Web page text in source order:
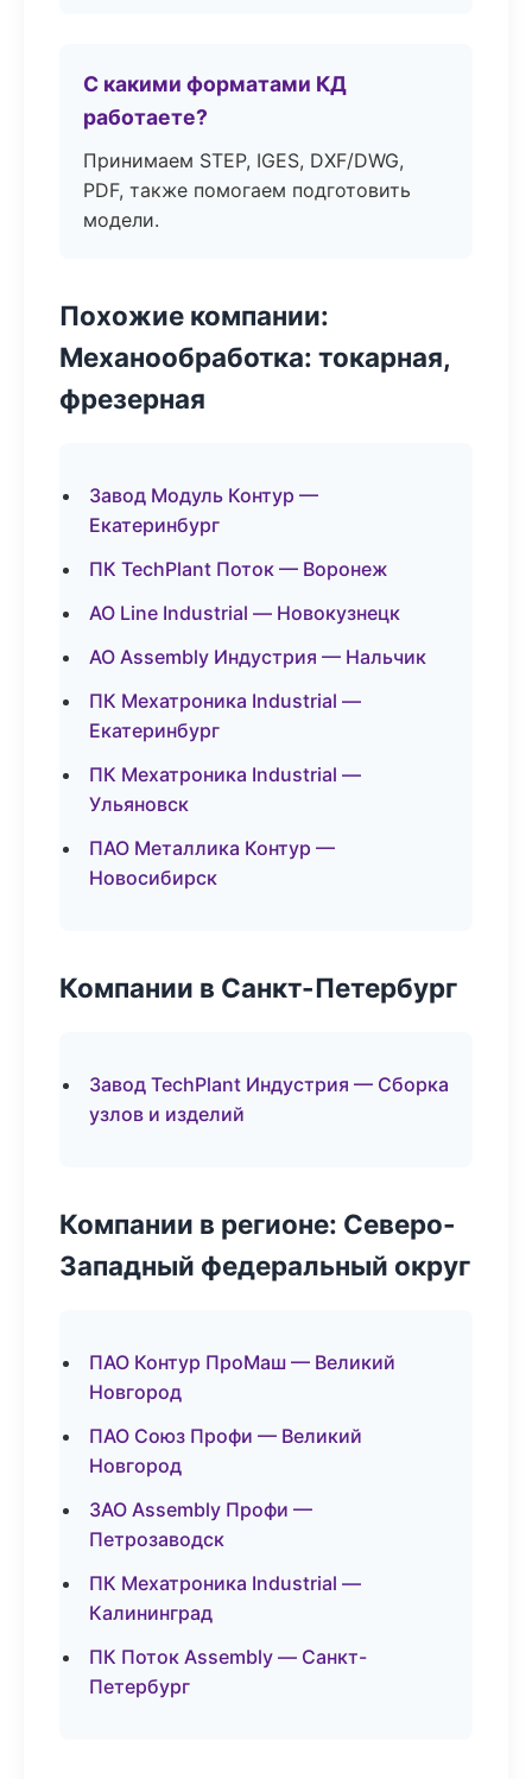
С какими форматами КД
работаете?
Принимаем STEP, IGES, DXF/DWG,
PDF, также помогаем подготовить
модели.
Похожие компании:
Механообработка: токарная,
фрезерная
Завод Модуль Контур —
Екатеринбург
ПК TechPlant Поток — Воронеж
АО Line Industrial — Новокузнецк
АО Assembly Индустрия — Нальчик
ПК Мехатроника Industrial —
Екатеринбург
ПК Мехатроника Industrial —
Ульяновск
ПАО Металлика Контур —
Новосибирск
Компании в Санкт-Петербург
Завод TechPlant Индустрия — Сборка
узлов и изделий
Компании в регионе: Северо-
Западный федеральный округ
ПАО Контур ПроМаш — Великий
Новгород
ПАО Союз Профи — Великий
Новгород
ЗАО Assembly Профи —
Петрозаводск
ПК Мехатроника Industrial —
Калининград
ПК Поток Assembly — Санкт-
Петербург